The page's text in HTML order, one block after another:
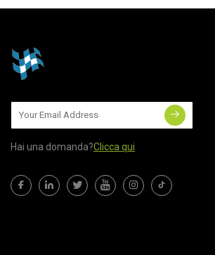
Hai una domanda?Clicca qui